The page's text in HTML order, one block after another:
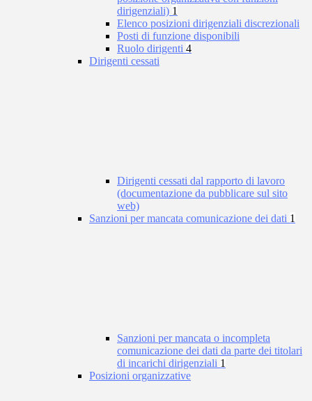
dirigenziali) 1
Elenco posizioni dirigenziali discrezionali
Posti di funzione disponibili
Ruolo dirigenti 4
Dirigenti cessati
Dirigenti cessati dal rapporto di lavoro
(documentazione da pubblicare sul sito
web)
Sanzioni per mancata comunicazione dei dati 1
Sanzioni per mancata o incompleta
comunicazione dei dati da parte dei titolari
di incarichi dirigenziali 1
Posizioni organizzative